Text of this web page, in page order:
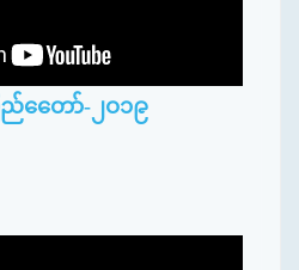
ည်တေော်-၂ဝ၁၉